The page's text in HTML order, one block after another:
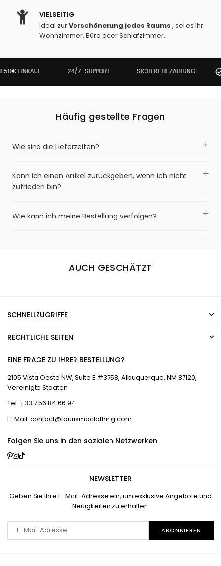
VIELSEITIG
Ideal zurVerschönerung jedes Raums , sei es Ihr
Wohnzimmer, Büro oder Schlafzimmer.
EINKAUF 24/7-SUPPORT SICHERE BEZAHLUNG
Häufig gestellte Fragen
Wie sind die Lieferzeiten?
Kann ich einen Artikel zurückgeben, wenn ich nicht
zufrieden bin?
Wie kann ich meine Bestellung verfolgen?
AUCH GESCHÄTZT
SCHNELLZUGRIFFE
RECHTLICHE SEITEN
EINE FRAGE ZU IHRER BESTELLUNG?
2105 Vista Oeste NW, Suite E #3758, Albuquerque, NM 87120,
Vereinigte Staaten
Tel: +33 7 56 84 66 94
E-Mail: contact@tourismoclothing.com
Folgen Sie uns in den sozialen Netzwerken
Pinterest
Instagram
TikTok
NEWSLETTER
Geben Sie Ihre E-Mail-Adresse ein, um exklusive Angebote und
Neuigkeiten zu erhalten.
ABONNIEREN